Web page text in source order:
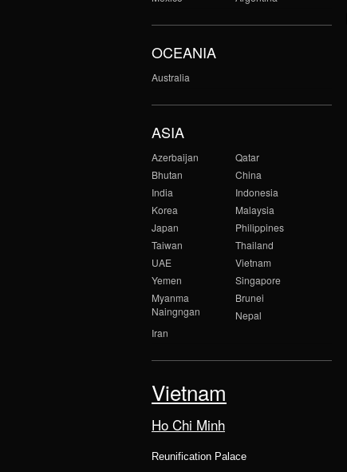
OCEANIA
Australia
ASIA
Azerbaijan
Qatar
Bhutan
China
India
Indonesia
Korea
Malaysia
Japan
Philippines
Taiwan
Thailand
UAE
Vietnam
Yemen
Singapore
Myanma
Naingngan
Brunei
Nepal
Iran
Vietnam
Ho Chi Minh
Reunification Palace